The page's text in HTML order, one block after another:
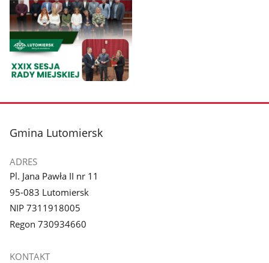
galerii.
stopka
Gmina Lutomiersk
ADRES
Pl. Jana Pawła II nr 11
95-083 Lutomiersk
NIP 7311918005
Regon 730934660
KONTAKT